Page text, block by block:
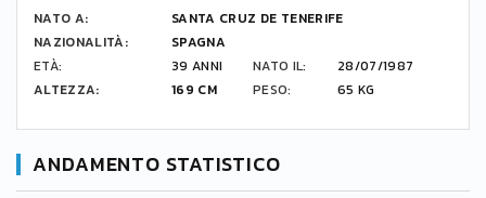
NATO A:
SANTA CRUZ DE TENERIFE
NAZIONALITÀ:
SPAGNA
ETÀ:
39 ANNI NATO IL:
28/07/1987
ALTEZZA:
169 CM PESO: 65 KG
ANDAMENTO STATISTICO